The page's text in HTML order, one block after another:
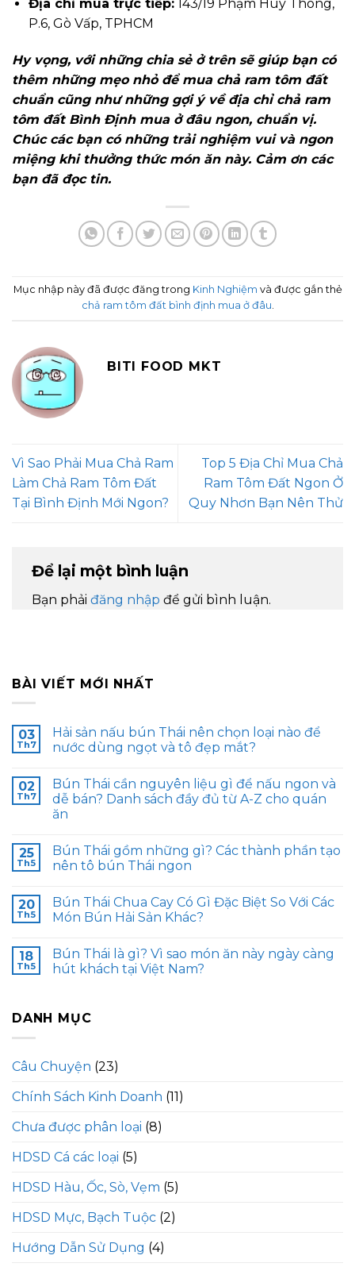
Địa chỉ mua trực tiếp:143/19 Phạm Huy Thông,
P.6, Gò Vấp, TPHCM
Hy vọng, với những chia sẻ ở trên sẽ giúp bạn có
thêm những mẹo nhỏ để mua chả ram tôm đất
chuẩn cũng như những gợi ý về địa chỉ chả ram
tôm đất Bình Định mua ở đâu ngon, chuẩn vị.
Chúc các bạn có những trải nghiệm vui và ngon
miệng khi thưởng thức món ăn này. Cảm ơn các
bạn đã đọc tin.
Mục nhập này đã được đăng trong Kinh Nghiệm và được gắn thẻ
chả ram tôm đất bình định mua ở đâu.
BITI FOOD MKT
Vì Sao Phải Mua Chả Ram
Làm Chả Ram Tôm Đất
Tại Bình Định Mới Ngon?
Top 5 Địa Chỉ Mua Chả
Ram Tôm Đất Ngon Ở
Quy Nhơn Bạn Nên Thử
Để lại một bình luận
Bạn phải đăng nhập để gửi bình luận.
BÀI VIẾT MỚI NHẤT
03
Th7
Hải sản nấu bún Thái nên chọn loại nào để
nước dùng ngọt và tô đẹp mắt?
02
Th7
Bún Thái cần nguyên liệu gì để nấu ngon và
dễ bán? Danh sách đầy đủ từ A-Z cho quán
ăn
25
Th5
Bún Thái gồm những gì? Các thành phần tạo
nên tô bún Thái ngon
20
Th5
Bún Thái Chua Cay Có Gì Đặc Biệt So Với Các
Món Bún Hải Sản Khác?
18
Th5
Bún Thái là gì? Vì sao món ăn này ngày càng
hút khách tại Việt Nam?
DANH MỤC
Câu Chuyện (23)
Chính Sách Kinh Doanh (11)
Chưa được phân loại (8)
HDSD Cá các loại (5)
HDSD Hàu, Ốc, Sò, Vẹm (5)
HDSD Mực, Bạch Tuộc (2)
Hướng Dẫn Sử Dụng (4)